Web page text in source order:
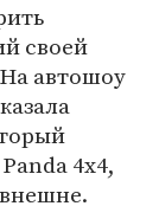
своей
автошоу
4x4,